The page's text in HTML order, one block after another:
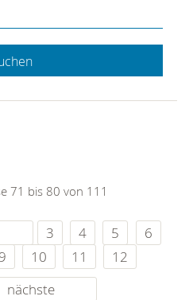
71 bis 80 von 111
3 4 5
6
9 10 11
12
nächste